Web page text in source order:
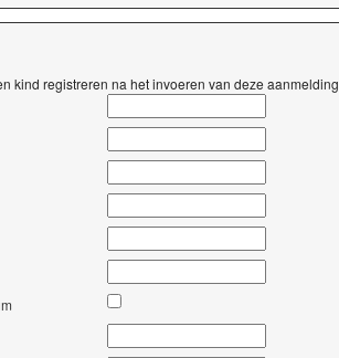
kind registreren na het invoeren van deze aanmelding